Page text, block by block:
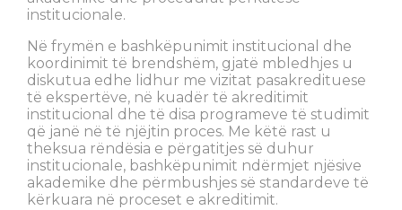
institucionale.
Në frymën e bashkëpunimit institucional dhe
koordinimit të brendshëm, gjatë mbledhjes u
diskutua edhe lidhur me vizitat pasakredituese
të ekspertëve, në kuadër të akreditimit
institucional dhe të disa programeve të studimit
që janë në të njëjtin proces. Me këtë rast u
theksua rëndësia e përgatitjes së duhur
institucionale, bashkëpunimit ndërmjet njësive
akademike dhe përmbushjes së standardeve të
kërkuara në proceset e akreditimit.